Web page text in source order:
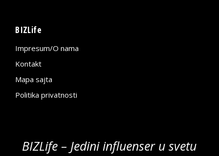
BIZLife
Impresum/O nama
Kontakt
Mapa sajta
Politika privatnosti
BIZLife – Jedini influenser u svetu